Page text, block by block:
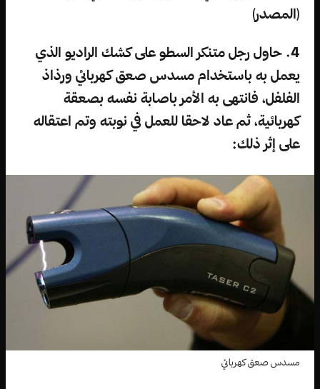
(المصدر)
4. حاول رجل متنكر السطو على كشك الراديو الذي
يعمل به باستخدام مسدس صعق كهربائي ورذاذ
الفلفل، فانتهى به الأمر باصابة نفسه بصعقة
كهربائية، ثم عاد لاحقا للعمل في نوبته وتم اعتقاله
على إثر ذلك:
مسدس صعق كهربائي